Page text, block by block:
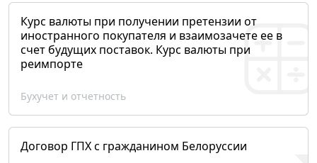
Курс валюты при получении претензии от
иностранного покупателя и взаимозачете ее в
счет будущих поставок. Курс валюты при
реимпорте
Бухучет и отчетность
Договор ГПХ с гражданином Белоруссии